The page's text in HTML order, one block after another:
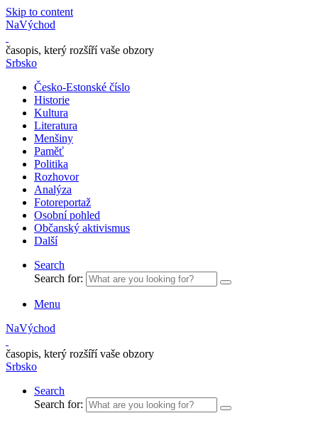
Skip to content
NaVýchod
časopis, který rozšíří vaše obzory
Srbsko
Česko-Estonské číslo
Historie
Kultura
Literatura
Menšiny
Paměť
Politika
Rozhovor
Analýza
Fotoreportaž
Osobní pohled
Občanský aktivismus
Další
Search
Search for:
Menu
NaVýchod
časopis, který rozšíří vaše obzory
Srbsko
Search
Search for: